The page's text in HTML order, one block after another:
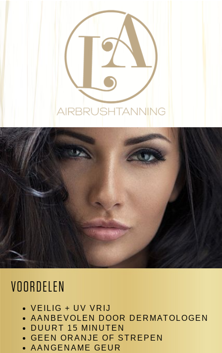
VOORDELEN
VEILIG + UV VRIJ
AANBEVOLEN DOOR DERMATOLOGEN
DUURT 15 MINUTEN
GEEN ORANJE OF STREPEN
AANGENAME GEUR